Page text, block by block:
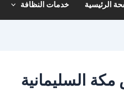
الرئيسية خدمات النظافة
السليمانية